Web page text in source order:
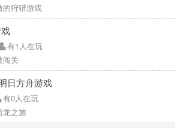
的狩猎游戏
有1人在玩
闯关
日方舟游戏
有0人在玩
龙之旅